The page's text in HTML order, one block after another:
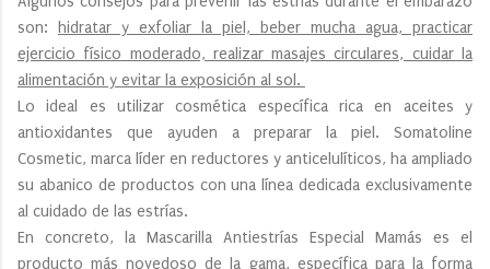
son:
hidratar y exfoliar la piel, beber mucha agua, practicar
ejercicio físico moderado, realizar masajes circulares, cuidar la
alimentación y evitar la exposición al sol.
Lo ideal es utilizar cosmética específica rica en aceites y
antioxidantes que ayuden a preparar la piel. Somatoline
Cosmetic, marca líder en reductores y anticelulíticos, ha ampliado
su abanico de productos con una línea dedicada exclusivamente
al cuidado de las estrías.
En concreto, la Mascarilla Antiestrías Especial Mamás es el
producto más novedoso de la gama, específica para la forma